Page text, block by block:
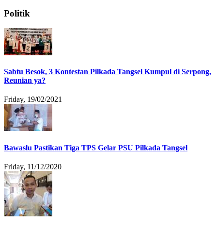
Politik
Sabtu Besok, 3 Kontestan Pilkada Tangsel Kumpul di Serpong,
Reunian ya?
Friday, 19/02/2021
Bawaslu Pastikan Tiga TPS Gelar PSU Pilkada Tangsel
Friday, 11/12/2020